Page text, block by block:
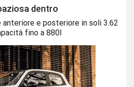
dentro
e posteriore in soli 3.62
fino a 880l